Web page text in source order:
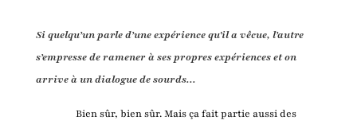
Si quelqu’un parle d’une expérience qu'il a vêcue, l’autre
s’empresse de ramener à ses propres expériences et on
arrive à un dialogue de sourds...
Bien sûr, bien sûr. Mais ça fait partie aussi des